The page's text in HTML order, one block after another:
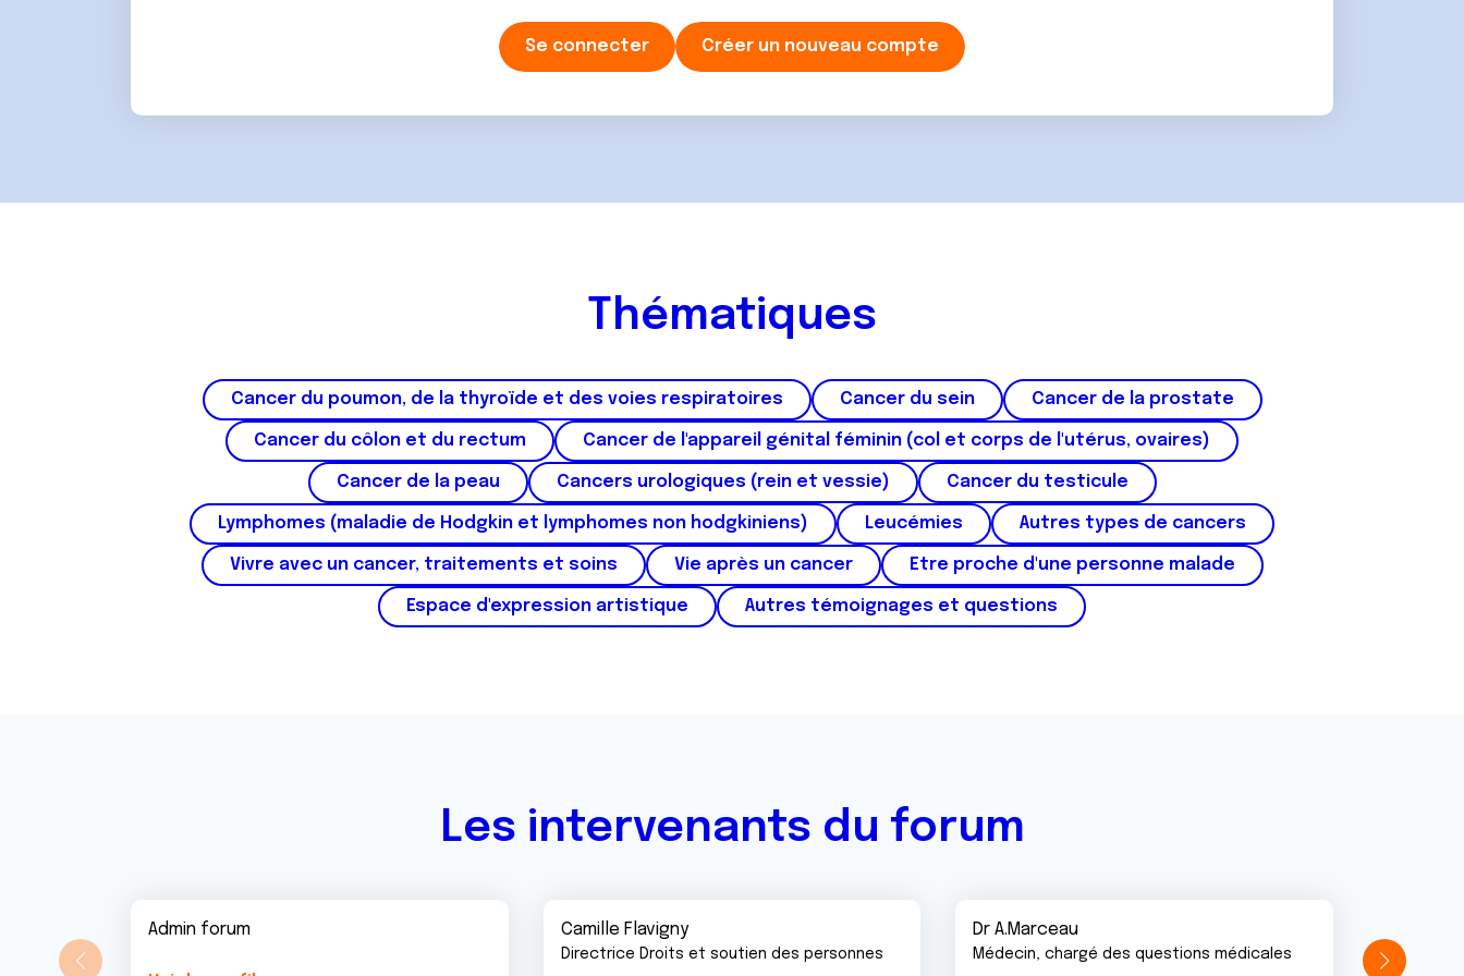
n
Se connecter Créer un nouveau compte
Thématiques
Cancer du poumon, de la thyroïde et des voies respiratoires Cancer du sein Cancer de la prostate
Cancer du côlon et du rectum Cancer de l'appareil génital féminin (col et corps de l'utérus, ovaires)
Cancer de la peau Cancers urologiques (rein et vessie) Cancer du testicule
Lymphomes (maladie de Hodgkin et lymphomes non hodgkiniens) Leucémies Autres types de cancers
Vivre avec un cancer, traitements et soins Vie après un cancer Etre proche d'une personne malade
Espace d'expression artistique Autres témoignages et questions
Les intervenants du forum
Admin forum Camille Flavigny
Directrice Droits et soutien des personnes
Dr A.Marceau
Médecin, chargé des questions médicales